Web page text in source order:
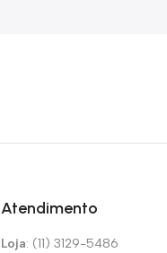
Atendimento
Loja: (11) 3129-5486